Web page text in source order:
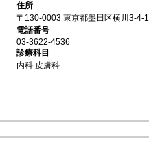
住所
〒130-0003 東京都墨田区横川3-4-1
電話番号
03-3622-4536
診療科目
内科 皮膚科